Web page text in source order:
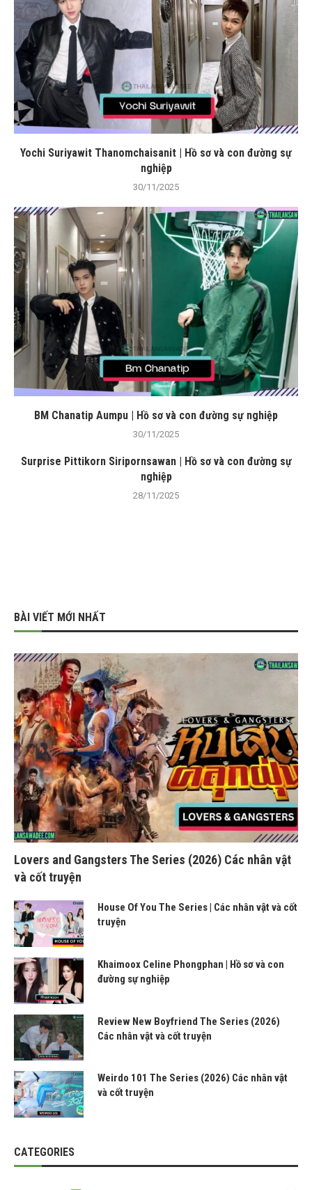
Yochi Suriyawit Thanomchaisanit | Hồ sơ và con đường sự
nghiệp
30/11/2025
BM Chanatip Aumpu | Hồ sơ và con đường sự nghiệp
30/11/2025
Surprise Pittikorn Siripornsawan | Hồ sơ và con đường sự
nghiệp
28/11/2025
BÀI VIẾT MỚI NHẤT
Lovers and Gangsters The Series (2026) Các nhân vật
và cốt truyện
House Of You The Series | Các nhân vật và cốt
truyện
Khaimoox Celine Phongphan | Hồ sơ và con
đường sự nghiệp
Review New Boyfriend The Series (2026)
Các nhân vật và cốt truyện
Weirdo 101 The Series (2026) Các nhân vật
và cốt truyện
CATEGORIES